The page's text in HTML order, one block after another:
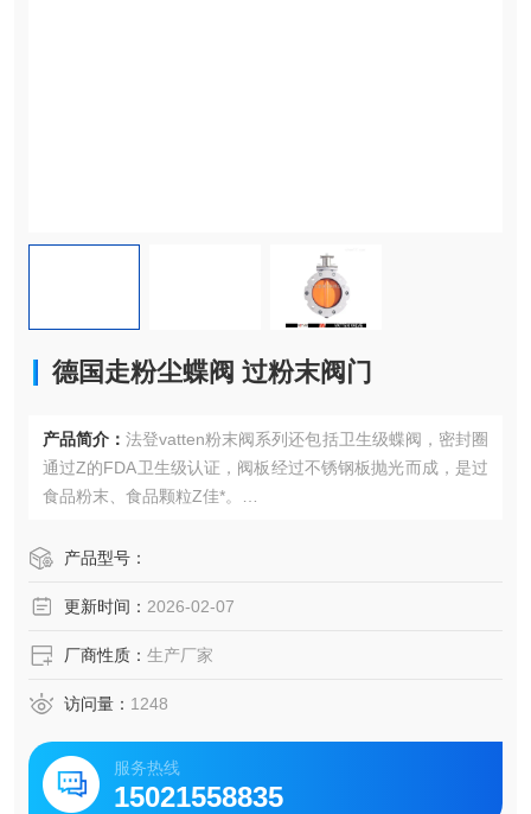
德国走粉尘蝶阀 过粉末阀门
产品简介： 法登vatten粉末阀系列还包括卫生级蝶阀，密封圈
通过Z的FDA卫生级认证，阀板经过不锈钢板抛光而成，是过
食品粉末、食品颗粒Z佳*。
产品型号：
更新时间： 2026-02-07
厂商性质： 生产厂家
访问量： 1248
服务热线
15021558835